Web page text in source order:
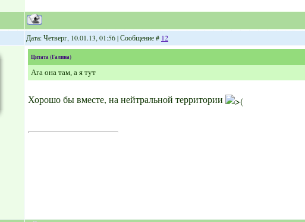
Дата: Четверг, 10.01.13, 01:56 | Сообщение # 12
Цитата(Галина)
Ага она там, а я тут
Хорошо бы вместе, на нейтральной территории